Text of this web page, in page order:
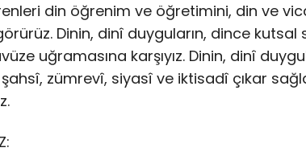
din öğrenim ve öğretimini, din ve
Dinin, dinî duyguların, dince kutsal
uğramasına karşıyız. Dinin, dinî
şahsî, zümrevî, siyasî ve iktisadî çıkar